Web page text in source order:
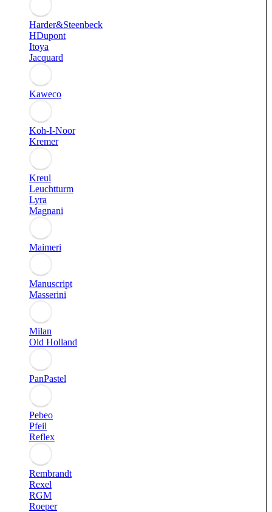
Harder&Steenbeck
HDupont
Itoya
Jacquard
Kaweco
Koh-I-Noor
Kremer
Kreul
Leuchtturm
Lyra
Magnani
Maimeri
Manuscript
Masserini
Milan
Old Holland
PanPastel
Pebeo
Pfeil
Reflex
Rembrandt
Rexel
RGM
Roeper